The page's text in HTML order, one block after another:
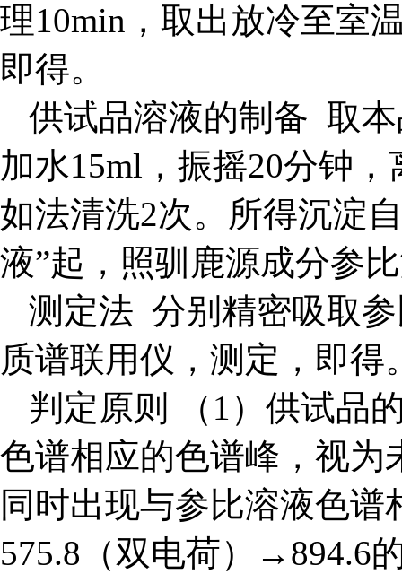
理10min，取出放冷至室
即得。
供试品溶液的制备 取
加水15ml，振摇20分钟
如法清洗2次。所得沉淀
液”起，照驯鹿源成分参
测定法 分别精密吸取
质谱联用仪，测定，即得
判定原则 （1）供试品
色谱相应的色谱峰，视为
同时出现与参比溶液色
575.8（双电荷）→894.6